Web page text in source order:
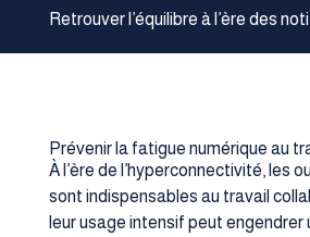
Retrouver l’équilibre à l’ère des
Prévenir la fatigue numérique au
À l’ère de l’hyperconnectivité, les
sont indispensables au travail
leur usage intensif peut engendrer